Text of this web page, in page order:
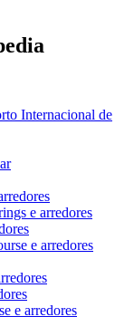
Internacional de
e arredores
e arredores
e arredores